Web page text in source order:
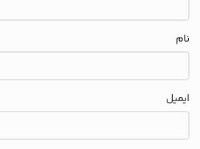
نام
ایمیل